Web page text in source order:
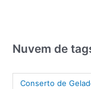
Nuvem de
Conserto de